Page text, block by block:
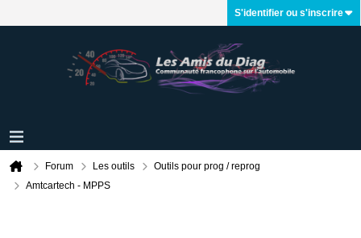
S'identifier ou s'inscrire
Forum Les outils
Outils pour prog / reprog
Amtcartech - MPPS